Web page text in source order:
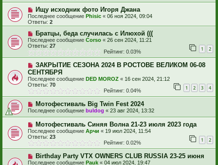
Ищу исходник фото Игоря Джана
Последнее сообщение Phisic « 06 ноя 2024, 09:04
Ответы: 2
Братцы, беда случилась с Илюхой (((
Последнее сообщение Corso « 26 сен 2024, 11:21
Ответы: 27 1 2
Рейтинг: 0.03%
ЗАКРЫТИЕ СЕЗОНА 2024 В РОСТОВЕ ВЕЛИКОМ 06-08
СЕНТЯБРЯ
Последнее сообщение DED MOROZ « 16 сен 2024, 21:12
Ответы: 70 1 2 3 4
Рейтинг: 0.04%
Мотофестиваль Big Twin Fest 2024
Последнее сообщение buldog « 23 авг 2024, 13:32
Мотофестиваль Синяя Волна 21-23 июля 2023 года
Последнее сообщение Арчи « 19 июл 2024, 11:54
Ответы: 23 1 2
Рейтинг: 0.02%
Birthday Party VTX OWNERS CLUB RUSSIA 23-25 июня
Последнее сообщение Pauk « 04 июл 2024, 19:47